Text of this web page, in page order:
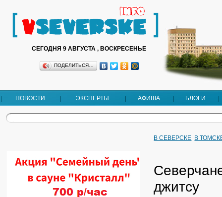
СЕГОДНЯ 9 АВГУСТА , ВОСКРЕСЕНЬЕ
ПОДЕЛИТЬСЯ…
НОВОСТИ ЭКСПЕРТЫ АФИША БЛОГИ
В СЕВЕРСКЕ В
джитсу